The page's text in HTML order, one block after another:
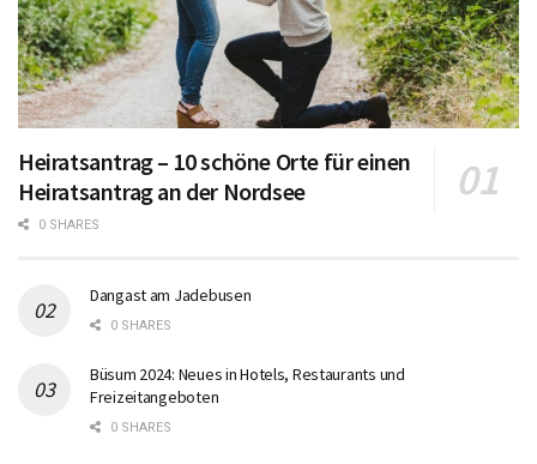
Heiratsantrag – 10 schöne Orte für einen
Heiratsantrag an der Nordsee
0 SHARES
Dangast am Jadebusen
0 SHARES
Büsum 2024: Neues in Hotels, Restaurants und
Freizeitangeboten
0 SHARES